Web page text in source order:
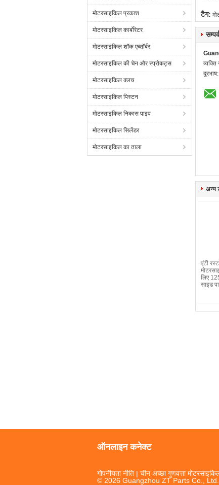
मोटरसाइकिल प्रकाश
मोटरसाइकिल कार्बोरेटर
मोटरसाइकिल शॉक एब्सॉर्बर
मोटरसाइकिल की चेन और स्प्रोकट्स
मोटरसाइकिल क्लच
मोटरसाइकिल पिस्टन
मोटरसाइकिल निकास पाइप
मोटरसाइकिल सिलेंडर
मोटरसाइकिल का ताला
टैग:
दूरभाष:
अन्य
एंटी
लिए
साइड
ऑनलाइन कनेक्ट
गोपनीयता नीति | चीन अच्छा गुणवत्ता
© 2026 Guangzhou ZT Parts Co.,